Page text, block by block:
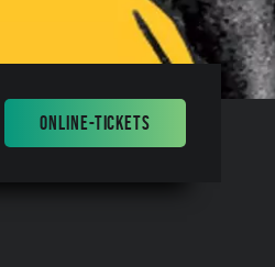
ONLINE-TICKETS